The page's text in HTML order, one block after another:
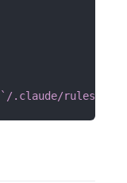
`/.claude/rules/